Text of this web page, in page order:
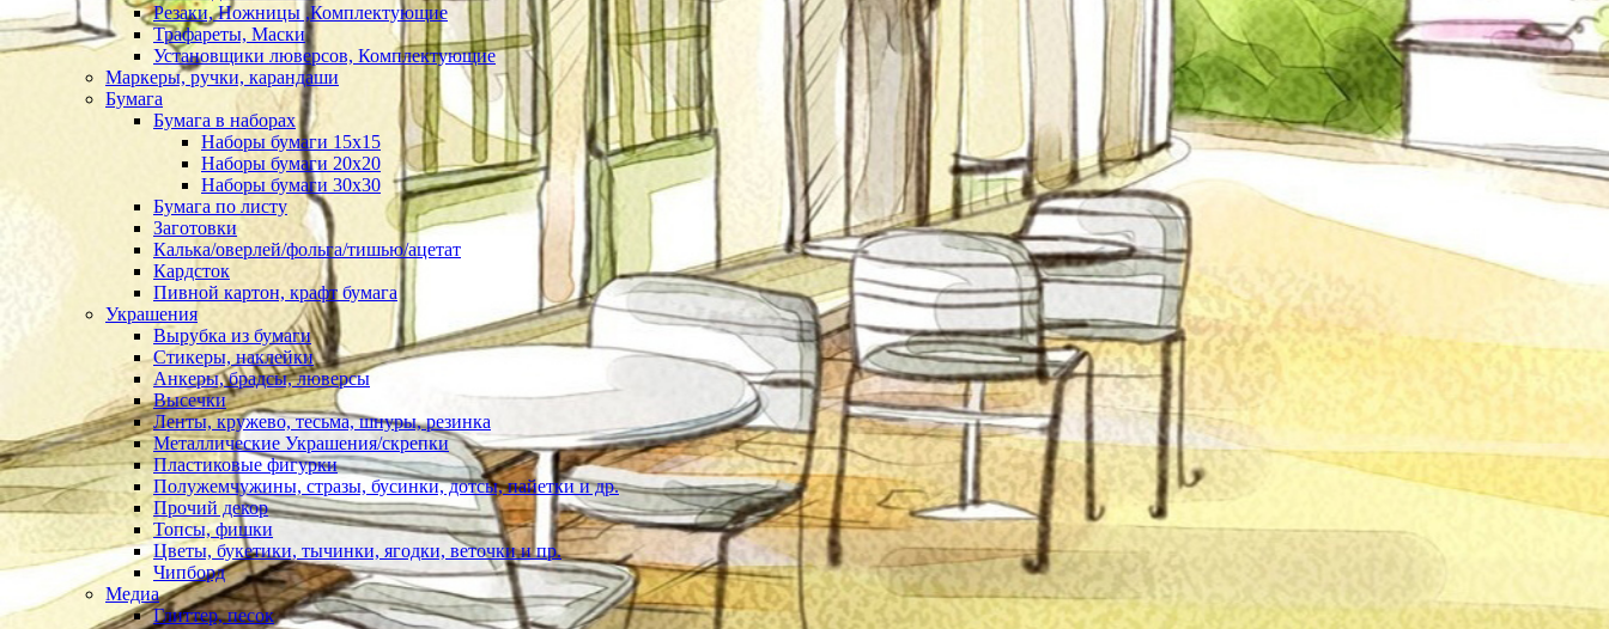
Резаки, Ножницы ,Комплектующие
Трафареты, Маски
Установщики люверсов, Комплектующие
Маркеры, ручки, карандаши
Бумага
Бумага в наборах
Наборы бумаги 15х15
Наборы бумаги 20х20
Наборы бумаги 30х30
Бумага по листу
Заготовки
Калька/оверлей/фольга/тишью/ацетат
Кардсток
Пивной картон, крафт бумага
Украшения
Вырубка из бумаги
Стикеры, наклейки
Анкеры, брадсы, люверсы
Высечки
Ленты, кружево, тесьма, шнуры, резинка
Металлические Украшения/скрепки
Пластиковые фигурки
Полужемчужины, стразы, бусинки, дотсы, пайетки и др.
Прочий декор
Топсы, фишки
Цветы, букетики, тычинки, ягодки, веточки и пр.
Чипборд
Медиа
Глиттер, песок